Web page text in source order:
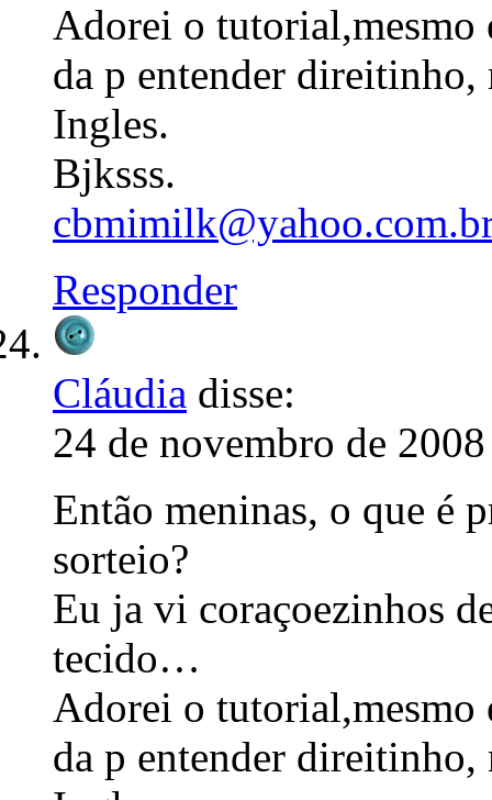
Adorei o tutorial,mesmo
da p entender direitinho,
Ingles.
Bjksss.
Responder
Cláudia disse:
24 de novembro de
Então meninas, o que é
sorteio?
Eu ja vi coraçoezinhos
tecido…
Adorei o tutorial,mesmo
da p entender direitinho,